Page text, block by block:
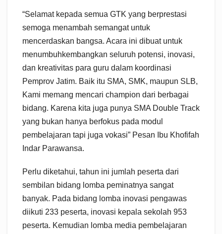
“Selamat kepada semua GTK yang berprestasi
semoga menambah semangat untuk
mencerdaskan bangsa. Acara ini dibuat untuk
menumbuhkembangkan seluruh potensi, inovasi,
dan kreativitas para guru dalam koordinasi
Pemprov Jatim. Baik itu SMA, SMK, maupun SLB,
Kami memang mencari champion dari berbagai
bidang. Karena kita juga punya SMA Double Track
yang bukan hanya berfokus pada modul
pembelajaran tapi juga vokasi” Pesan Ibu Khofifah
Indar Parawansa.
Perlu diketahui, tahun ini jumlah peserta dari
sembilan bidang lomba peminatnya sangat
banyak. Pada bidang lomba inovasi pengawas
diikuti 233 peserta, inovasi kepala sekolah 953
peserta. Kemudian lomba media pembelajaran